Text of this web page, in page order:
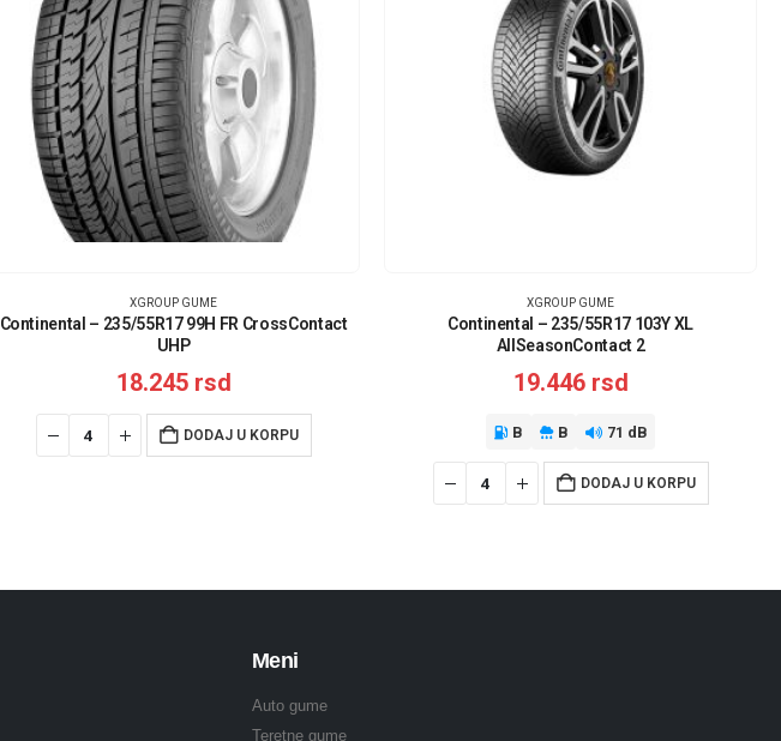
XGROUP GUME
Continental – 235/55R17 99H FR CrossContact
UHP
18.245 rsd
DODAJ U KORPU
XGROUP GUME
Continental – 235/55R17 103Y XL
AllSeasonContact 2
19.446 rsd
B B 71 dB
DODAJ U KORPU
Meni
Auto gume
Teretne gume